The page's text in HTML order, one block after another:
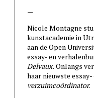
—
Nicole Montagne
kunstacademie in
aan de Open
essay- en
Delvaux. Onlangs
haar nieuwste
verzuimcoördinator.